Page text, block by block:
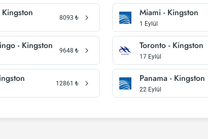
8093 ₺ Miami - Kingston
1 Eylül
- Kingston 9648 ₺ Toronto - Kingston
17 Eylül
12861 ₺ Panama - Kingston
22 Eylül